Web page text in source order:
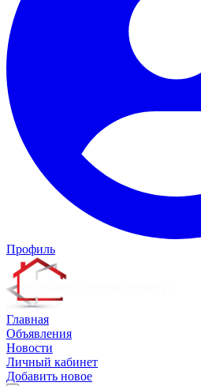
Профиль
Главная
Объявления
Новости
Личный кабинет
Добавить новое